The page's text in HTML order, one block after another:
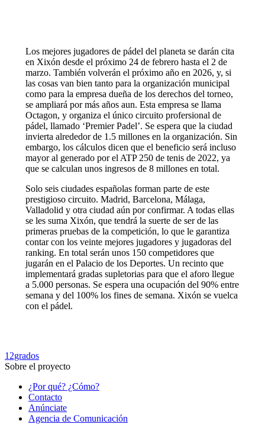
Los mejores jugadores de pádel del planeta se darán cita
en Xixón desde el próximo 24 de febrero hasta el 2 de
marzo. También volverán el próximo año en 2026, y, si
las cosas van bien tanto para la organización municipal
como para la empresa dueña de los derechos del torneo,
se ampliará por más años aun. Esta empresa se llama
Octagon, y organiza el único circuito profersional de
pádel, llamado ‘Premier Padel’. Se espera que la ciudad
invierta alrededor de 1.5 millones en la organización. Sin
embargo, los cálculos dicen que el beneficio será incluso
mayor al generado por el ATP 250 de tenis de 2022, ya
que se calculan unos ingresos de 8 millones en total.
Solo seis ciudades españolas forman parte de este
prestigioso circuito. Madrid, Barcelona, Málaga,
Valladolid y otra ciudad aún por confirmar. A todas ellas
se les suma Xixón, que tendrá la suerte de ser de las
primeras pruebas de la competición, lo que le garantiza
contar con los veinte mejores jugadores y jugadoras del
ranking. En total serán unos 150 competidores que
jugarán en el Palacio de los Deportes. Un recinto que
implementará gradas supletorias para que el aforo llegue
a 5.000 personas. Se espera una ocupación del 90% entre
semana y del 100% los fines de semana. Xixón se vuelca
con el pádel.
12grados
Sobre el proyecto
¿Por qué? ¿Cómo?
Contacto
Anúnciate
Agencia de Comunicación